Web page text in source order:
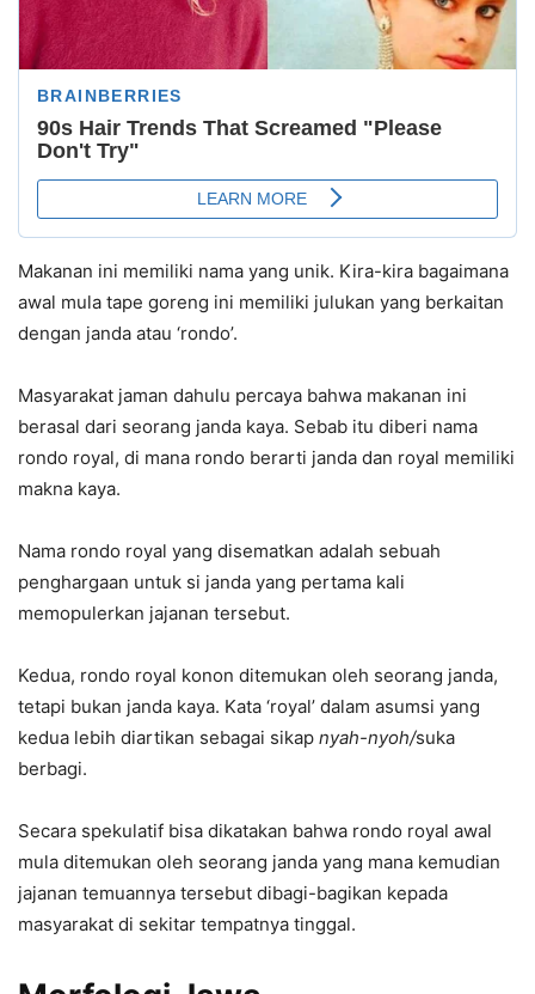
Makanan ini memiliki nama yang unik. Kira-kira bagaimana
awal mula tape goreng ini memiliki julukan yang berkaitan
dengan janda atau ‘rondo’.
Masyarakat jaman dahulu percaya bahwa makanan ini
berasal dari seorang janda kaya. Sebab itu diberi nama
rondo royal, di mana rondo berarti janda dan royal memiliki
makna kaya.
Nama rondo royal yang disematkan adalah sebuah
penghargaan untuk si janda yang pertama kali
memopulerkan jajanan tersebut.
Kedua, rondo royal konon ditemukan oleh seorang janda,
tetapi bukan janda kaya. Kata ‘royal’ dalam asumsi yang
kedua lebih diartikan sebagai sikap nyah-nyoh/suka
berbagi.
Secara spekulatif bisa dikatakan bahwa rondo royal awal
mula ditemukan oleh seorang janda yang mana kemudian
jajanan temuannya tersebut dibagi-bagikan kepada
masyarakat di sekitar tempatnya tinggal.